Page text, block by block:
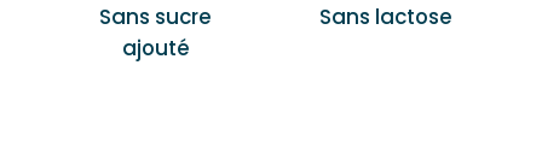
Sans sucre
ajouté
Sans lactose